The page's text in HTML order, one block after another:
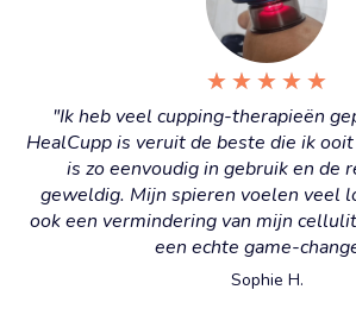
★ ★ ★ ★ ★
"Ik heb veel cupping-therapieën
HealCupp is veruit de beste die ik
is zo eenvoudig in gebruik en de
geweldig. Mijn spieren voelen veel
ook een vermindering van mijn
een echte game-
Sophie H.